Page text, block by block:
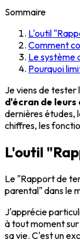
Sommaire
L'outil
Comment
Le système
Pourquoi
Je viens de tester
d'écran de
dernières études,
chiffres, les
L'outil
Le "Rapport de
parental" dans le
J'apprécie
à tout moment
sa vie. C'est un